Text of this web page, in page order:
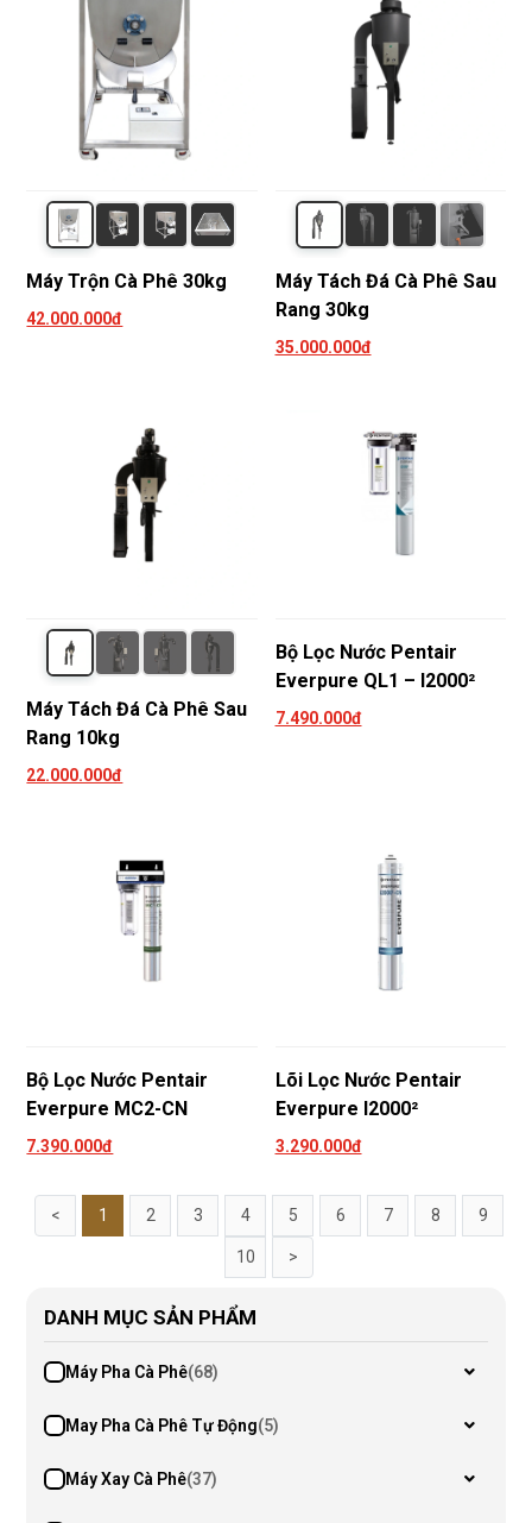
DANH MỤC SẢN PHẨM
Máy Pha Cà Phê(68)
May Pha Cà Phê Tự Động(5)
Máy Xay Cà Phê(37)
Máy Trộn Cà Phê 30kg
42.000.000đ
Máy Tách Đá Cà Phê Sau
Rang 30kg
35.000.000đ
Máy Tách Đá Cà Phê Sau
Rang 10kg
22.000.000đ
Bộ Lọc Nước Pentair
Everpure QL1 – I2000²
7.490.000đ
Bộ Lọc Nước Pentair
Everpure MC2-CN
7.390.000đ
Lõi Lọc Nước Pentair
Everpure I2000²
3.290.000đ
< 1 2 3 4 5 6 7 8 9
10 >